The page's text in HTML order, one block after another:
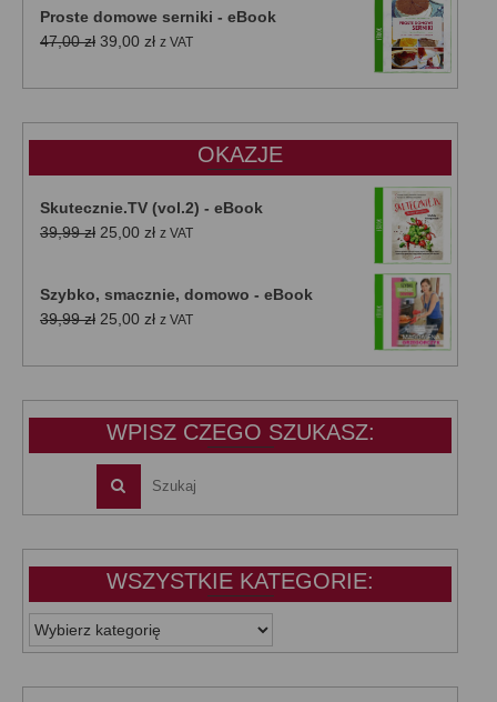
Proste domowe serniki - eBook
47,00zł Pierwotna
wynosiła:
39,00 złAktualna
wynosi:
z VAT
OKAZJE
Skutecznie.TV (vol.2) - eBook
39,99zł Pierwotna
39,99 zł.
25,00 złAktualna
25,00 zł.
z VAT
Szybko, smacznie, domowo - eBook
39,99zł Pierwotna
wynosiła:
25,00 złAktualna
wynosi:
z VAT
WPISZ CZEGO SZUKASZ:
WSZYSTKIE KATEGORIE:
WSZYSTKIE
KATEGORIE: